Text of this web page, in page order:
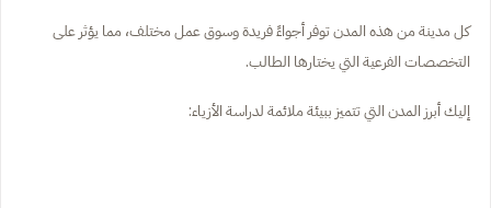
كل مدينة من هذه المدن توفر أجواءً فريدة وسوق عمل مختلف، مما يؤثر على
التخصصات الفرعية التي يختارها الطالب.
إليك أبرز المدن التي تتميز ببيئة ملائمة لدراسة الأزياء: